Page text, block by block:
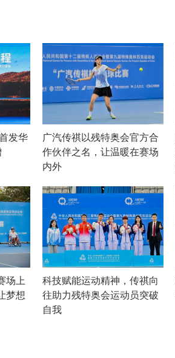
发华
广汽传祺以残特奥会官方合
作伙伴之名，让温暖在赛场
内外
场上
梦想
科技赋能运动精神，传祺向
往助力残特奥会运动员突破
自我